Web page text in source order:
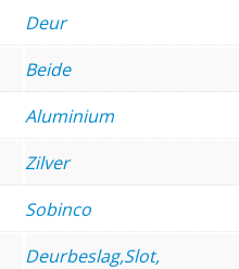
Deur
Beide
Aluminium
Zilver
Sobinco
Deurbeslag,Slot,